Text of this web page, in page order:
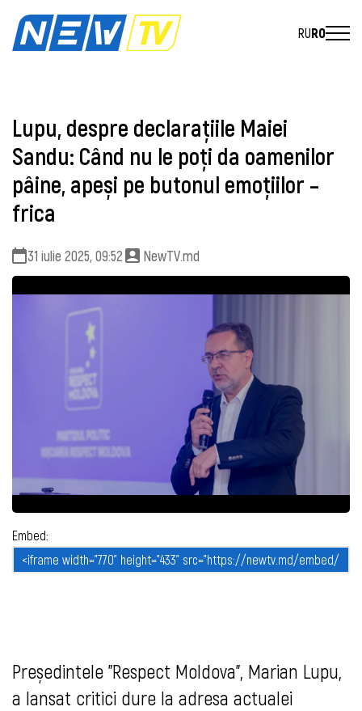
RURO
Lupu, despre declarațiile Maiei
Sandu: Când nu le poți da oamenilor
pâine, apeși pe butonul emoțiilor –
frica
31 iulie 2025, 09:52 NewTV.md
Embed:
Președintele ”Respect Moldova”, Marian Lupu,
a lansat critici dure la adresa actualei